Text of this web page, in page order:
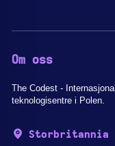
Om oss
The Codest -
teknologisentre i Polen.
Storbritannia